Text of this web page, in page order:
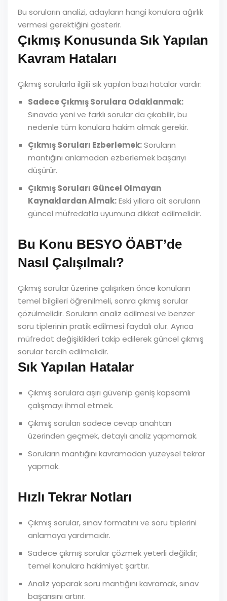
Bu soruların analizi, adayların hangi konulara ağırlık
vermesi gerektiğini gösterir.
Çıkmış Konusunda Sık Yapılan
Kavram Hataları
Çıkmış sorularla ilgili sık yapılan bazı hatalar vardır:
Sadece Çıkmış Sorulara Odaklanmak:
Sınavda yeni ve farklı sorular da çıkabilir, bu
nedenle tüm konulara hakim olmak gerekir.
Çıkmış Soruları Ezberlemek:Soruların
mantığını anlamadan ezberlemek başarıyı
düşürür.
Çıkmış Soruları Güncel Olmayan
Kaynaklardan Almak:Eski yıllara ait soruların
güncel müfredatla uyumuna dikkat edilmelidir.
Bu Konu BESYO ÖABT’de
Nasıl Çalışılmalı?
Çıkmış sorular üzerine çalışırken önce konuların
temel bilgileri öğrenilmeli, sonra çıkmış sorular
çözülmelidir. Soruların analiz edilmesi ve benzer
soru tiplerinin pratik edilmesi faydalı olur. Ayrıca
müfredat değişiklikleri takip edilerek güncel çıkmış
sorular tercih edilmelidir.
Sık Yapılan Hatalar
Çıkmış sorulara aşırı güvenip geniş kapsamlı
çalışmayı ihmal etmek.
Çıkmış soruları sadece cevap anahtarı
üzerinden geçmek, detaylı analiz yapmamak.
Soruların mantığını kavramadan yüzeysel tekrar
yapmak.
Hızlı Tekrar Notları
Çıkmış sorular, sınav formatını ve soru tiplerini
anlamaya yardımcıdır.
Sadece çıkmış sorular çözmek yeterli değildir;
temel konulara hakimiyet şarttır.
Analiz yaparak soru mantığını kavramak, sınav
başarısını artırır.